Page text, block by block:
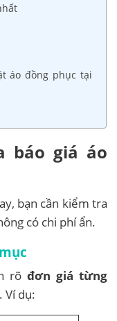
áo đồng phục tại
báo giá áo
bạn cần kiểm tra
có chi phí ẩn.
rõ đơn giá từng
Ví dụ: